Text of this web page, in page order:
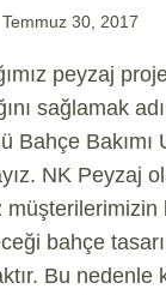
Temmuz 30, 2017
peyzaj
sağlamak
Bahçe Bakımı
NK Peyzaj
bahçe
Bu nedenle